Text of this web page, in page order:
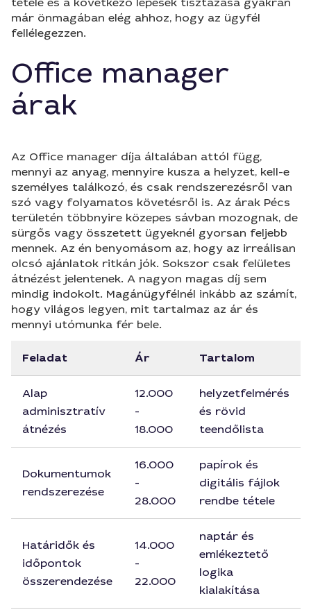
már önmagában elég ahhoz, hogy az ügyfél
fellélegezzen.
Office manager
árak
Az Office manager díja általában attól függ,
mennyi az anyag, mennyire kusza a helyzet, kell-e
személyes találkozó, és csak rendszerezésről van
szó vagy folyamatos követésről is. Az árak Pécs
területén többnyire közepes sávban mozognak, de
sürgős vagy összetett ügyeknél gyorsan feljebb
mennek. Az én benyomásom az, hogy az irreálisan
olcsó ajánlatok ritkán jók. Sokszor csak felületes
átnézést jelentenek. A nagyon magas díj sem
mindig indokolt. Magánügyfélnél inkább az számít,
hogy világos legyen, mit tartalmaz az ár és
mennyi utómunka fér bele.
Feladat Ár Tartalom
Alap
adminisztratív
átnézés
12.000
-
18.000
helyzetfelmérés
és rövid
teendőlista
Dokumentumok
rendszerezése
16.000
-
28.000
papírok és
digitális fájlok
rendbe tétele
Határidők és
időpontok
összerendezése
14.000
-
22.000
naptár és
emlékeztető
logika
kialakítása